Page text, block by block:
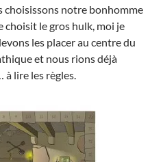
choisissons notre bonhomme
choisit le gros hulk, moi je
les placer au centre du
et nous rions déjà
à lire les règles.